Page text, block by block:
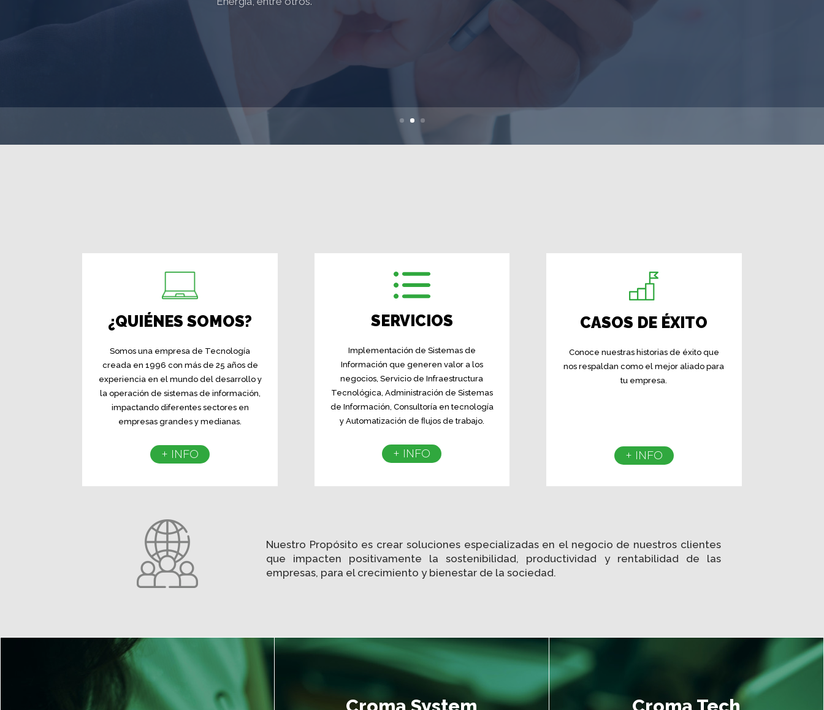
empresas, para el crecimiento y bienestar de
¿QUIÉNES SOMOS?
Somos una empresa de Tecnología
creada en 1996 con más de 25 años de
experiencia en el mundo del desarrollo y
la operación de sistemas de información,
impactando diferentes sectores en
empresas grandes y medianas.
+ INFO
SERVICIOS
Implementación de Sistemas de
Información que generen valor a los
negocios, Servicio de Infraestructura
Tecnológica, Administración de Sistemas
de Información, Consultoría en tecnología
y Automatización de ﬂujos de trabajo.
+ INFO
CASOS DE ÉXITO
Conoce nuestras historias de éxito que
nos respaldan como el mejor aliado para
tu empresa.
+ INFO
Nuestro Propósito es crear soluciones especializadas en el negocio de nuestros clientes
que impacten positivamente la sostenibilidad, productividad y rentabilidad de las
empresas, para el crecimiento y bienestar de la sociedad.